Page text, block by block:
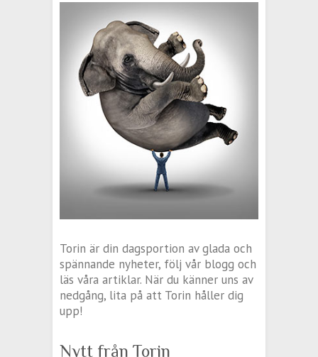
Torin är din dagsportion av glada och
spännande nyheter, följ vår blogg och
läs våra artiklar. När du känner uns av
nedgång, lita på att Torin håller dig
upp!
Nytt från Torin